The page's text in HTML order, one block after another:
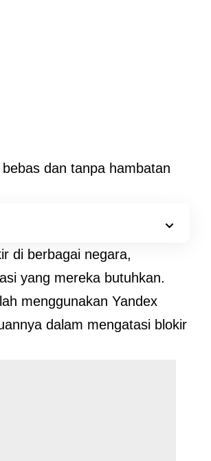
dan tanpa hambatan
di berbagai negara,
yang mereka butuhkan.
menggunakan Yandex
dalam mengatasi blokir